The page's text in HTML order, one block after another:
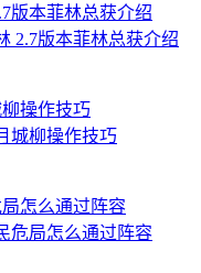
2.7版本菲林总获介绍
城柳操作技巧
危局怎么通过阵容